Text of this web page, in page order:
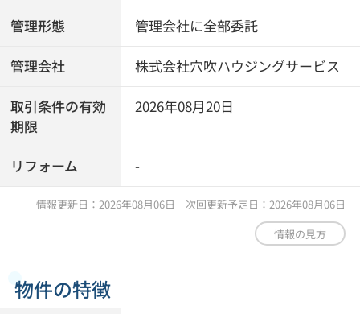
管理形態 管理会社に全部委託
管理会社 株式会社穴吹ハウジングサービス
取引条件の有効
期限
2026年08月20日
リフォーム -
情報更新日：2026年08月06日 次回更新予定日：2026年08月06日
情報の見方
物件の特徴